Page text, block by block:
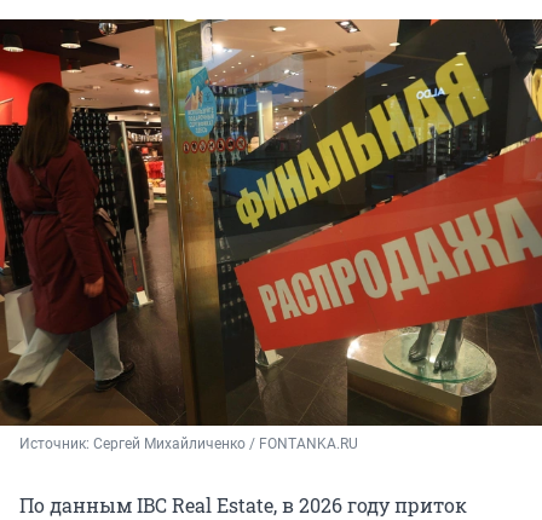
Источник: Сергей Михайличенко / FONTANKA.RU
По данным IBC Real Estate, в 2026 году приток